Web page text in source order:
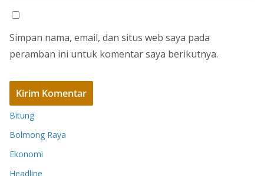
Simpan nama, email, dan situs web saya pada
peramban ini untuk komentar saya berikutnya.
Bitung
Bolmong Raya
Ekonomi
Headline